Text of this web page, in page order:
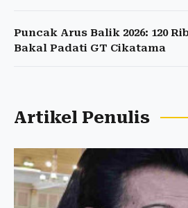
Puncak Arus Balik 2026: 120
Bakal Padati GT Cikatama
Artikel Penulis